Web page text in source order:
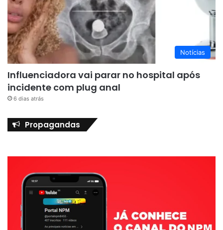
Notícias
Influenciadora vai parar no hospital após
incidente com plug anal
6 dias atrás
Propagandas